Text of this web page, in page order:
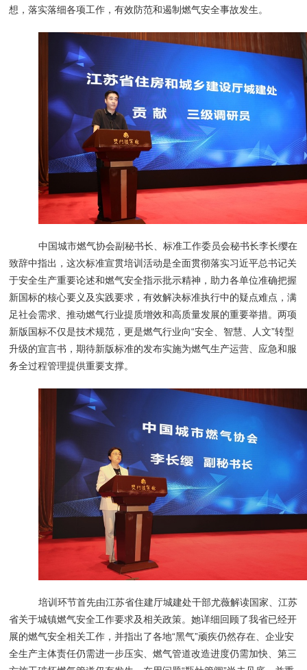
想，落实落细各项工作，有效防范和遏制燃气安全事故发生。
中国城市燃气协会副秘书长、标准工作委员会秘书长李长缨在
致辞中指出，这次标准宣贯培训活动是全面贯彻落实习近平总书记关
于安全生产重要论述和燃气安全指示批示精神，助力各单位准确把握
新国标的核心要义及实践要求，有效解决标准执行中的疑点难点，满
足社会需求、推动燃气行业提质增效和高质量发展的重要举措。两项
新版国标不仅是技术规范，更是燃气行业向“安全、智慧、人文”转型
升级的宣言书，期待新版标准的发布实施为燃气生产运营、应急和服
务全过程管理提供重要支撑。
培训环节首先由江苏省住建厅城建处干部尤薇解读国家、江苏
省关于城镇燃气安全工作要求及相关政策。她详细回顾了我省已经开
展的燃气安全相关工作，并指出了各地“黑气”顽疾仍然存在、企业安
全生产主体责任仍需进一步压实、燃气管道改造进度仍需加快、第三